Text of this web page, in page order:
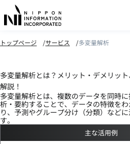
トップページ サービス 多変量解析
多変量解析とは？メリット・デメリッ
解説！
多変量解析とは、複数のデータを同時
析・要約することで、データの特徴を
り、予測やグループ分け（分類）など
す。
主な活用例